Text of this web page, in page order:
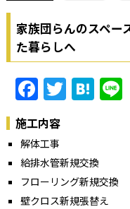
家族団らんのスペー
た暮らしへ
Facebook
Twitter
施工内容
解体工事
給排水管新規交換
フローリング新規交換
壁クロス新規張替え